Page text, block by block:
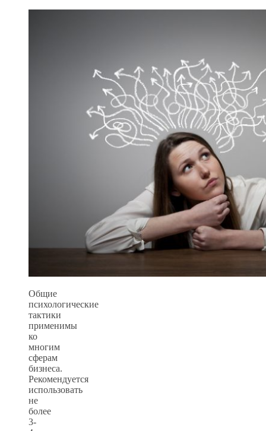
Общие
психологические
тактики
применимы
ко
многим
сферам
бизнеса.
Рекомендуется
использовать
не
более
3-